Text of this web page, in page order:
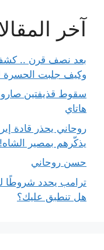
آخر
بعد نصف قرن ..
وكيف جلبت الحسرة
سقوط قذيفتين
هاتاي
روحاني يحذر قادة
يذكّرهم بمصير الشاه!
حسن روحاني
ترامب يحدد شروطًا
هل تنطبق عليك؟